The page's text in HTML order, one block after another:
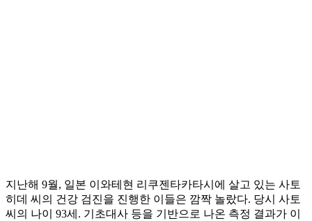
지난해 9월, 일본 이와테현 리쿠젠타카타시에 살고 있는 사토
히데 씨의 건강 검진을 진행한 이들은 깜짝 놀랐다. 당시 사토
씨의 나이 93세. 기초대사 등을 기반으로 나온 측정 결과가 이